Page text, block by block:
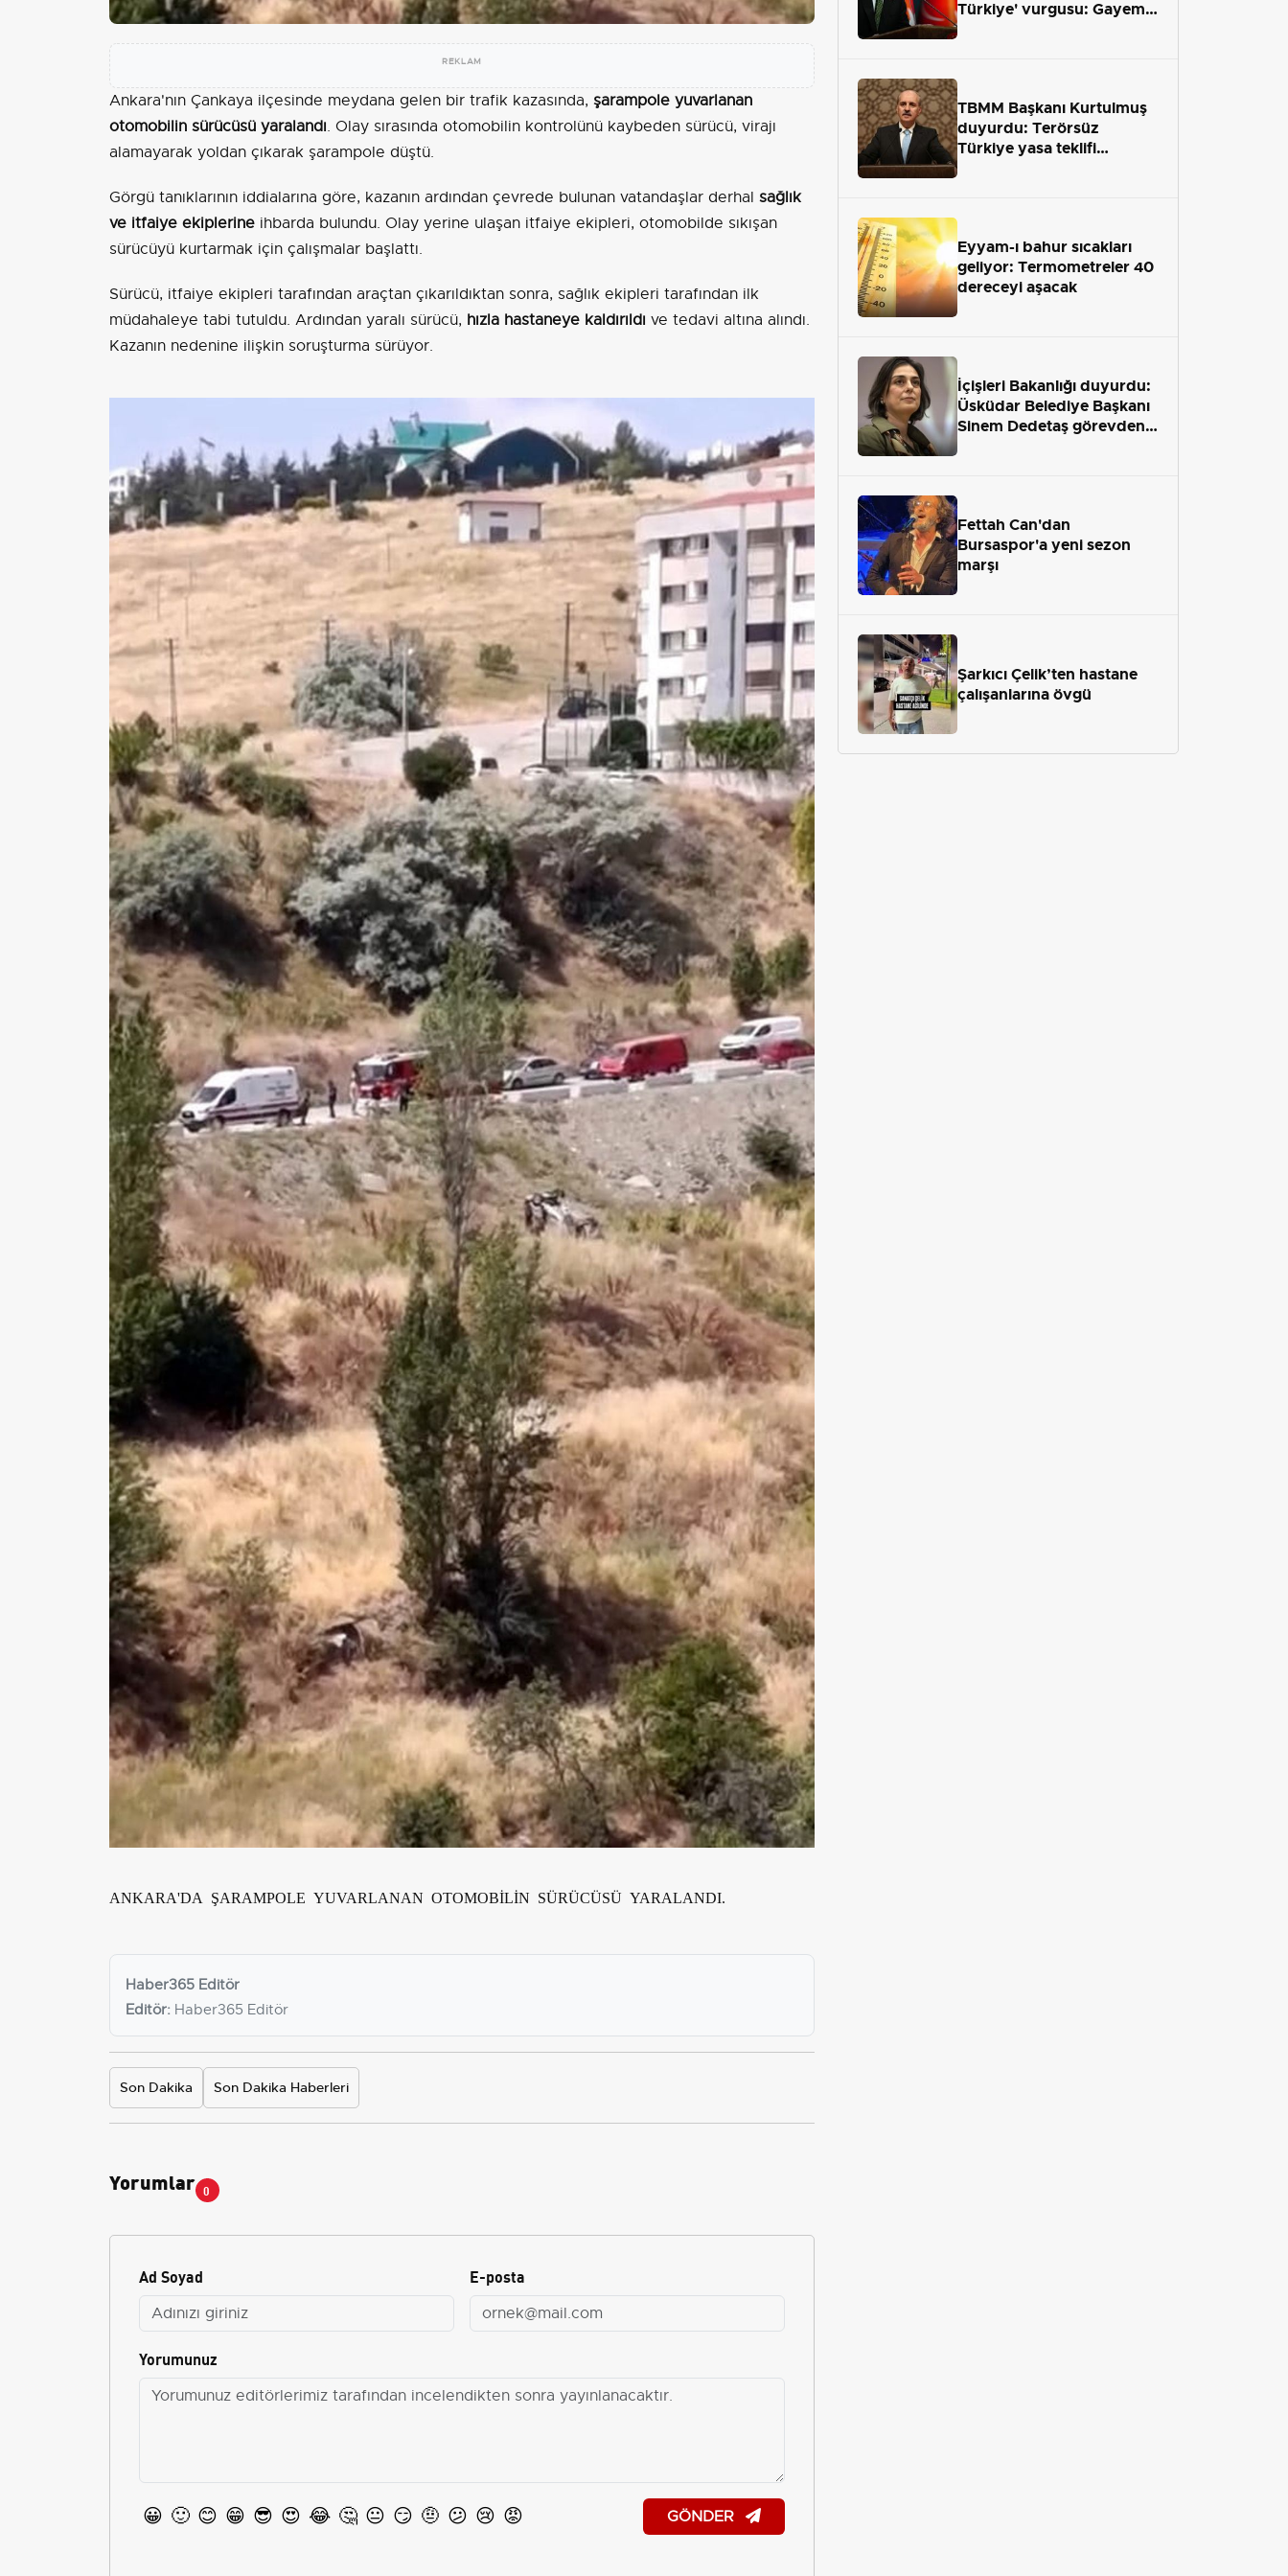
REKLAM
Ankara'nın Çankaya ilçesinde meydana gelen bir trafik kazasında, şarampole yuvarlanan
otomobilin sürücüsü yaralandı. Olay sırasında otomobilin kontrolünü kaybeden sürücü, virajı
alamayarak yoldan çıkarak şarampole düştü.
Görgü tanıklarının iddialarına göre, kazanın ardından çevrede bulunan vatandaşlar derhal sağlık
ve itfaiye ekiplerine ihbarda bulundu. Olay yerine ulaşan itfaiye ekipleri, otomobilde sıkışan
sürücüyü kurtarmak için çalışmalar başlattı.
Sürücü, itfaiye ekipleri tarafından araçtan çıkarıldıktan sonra, sağlık ekipleri tarafından ilk
müdahaleye tabi tutuldu. Ardından yaralı sürücü, hızla hastaneye kaldırıldı ve tedavi altına alındı.
Kazanın nedenine ilişkin soruşturma sürüyor.
ANKARA'DA ŞARAMPOLE YUVARLANAN OTOMOBİLİN SÜRÜCÜSÜ YARALANDI.
Haber365 Editör
Editör: Haber365 Editör
Son Dakika Son Dakika Haberleri
Yorumlar 0
Ad Soyad E-posta
Yorumunuz
😀 🙂 😊 😁 😎 😍 😂 🤔 😐 😏 🤨 😕 😢 😡 GÖNDER
Türkiye' vurgusu: Gayemiz
TBMM Başkanı Kurtulmuş
duyurdu: Terörsüz
Türkiye yasa teklifi
Eyyam-ı bahur sıcakları
geliyor: Termometreler 40
dereceyi aşacak
İçişleri Bakanlığı duyurdu:
Üsküdar Belediye Başkanı
Sinem Dedetaş görevden
Fettah Can'dan
Bursaspor'a yeni sezon
marşı
Şarkıcı Çelik’ten hastane
çalışanlarına övgü